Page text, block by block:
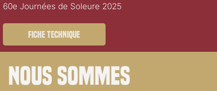
60e Journées de Soleure 2025
Fiche technique
Nous sommes